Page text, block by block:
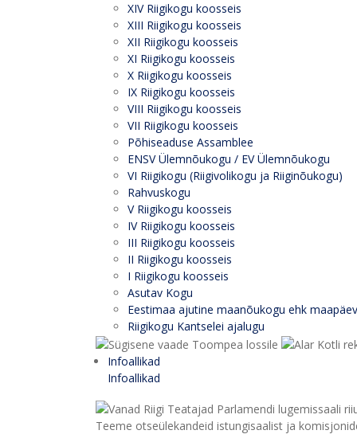
XIV Riigikogu koosseis
XIII Riigikogu koosseis
XII Riigikogu koosseis
XI Riigikogu koosseis
X Riigikogu koosseis
IX Riigikogu koosseis
VIII Riigikogu koosseis
VII Riigikogu koosseis
Põhiseaduse Assamblee
ENSV Ülemnõukogu / EV Ülemnõukogu
VI Riigikogu (Riigivolikogu ja Riiginõukogu)
Rahvuskogu
V Riigikogu koosseis
IV Riigikogu koosseis
III Riigikogu koosseis
II Riigikogu koosseis
I Riigikogu koosseis
Asutav Kogu
Eestimaa ajutine maanõukogu ehk maapäev
Riigikogu Kantselei ajalugu
Infoallikad
Infoallikad
Teeme otseülekandeid istungisaalist ja